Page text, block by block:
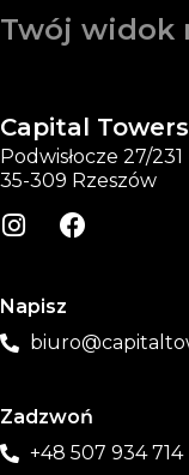
Twój widok
Capital
Podwisłocze 27/
35-309 Rzeszów
Napisz
Zadzwoń
+48 507 934 714